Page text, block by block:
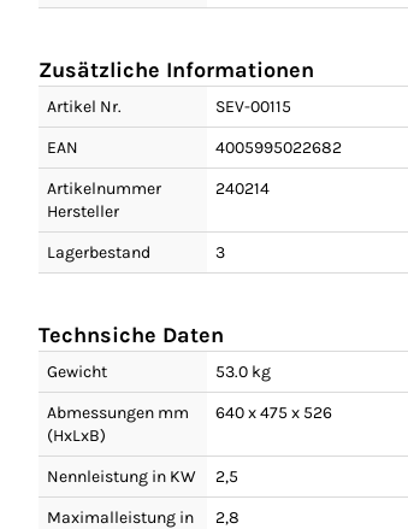
Zusätzliche Informationen
Artikel Nr.
SEV-00115
EAN
4005995022682
Artikelnummer
Hersteller
240214
Lagerbestand 3
Technsiche Daten
Gewicht
53.0 kg
Abmessungen mm
(HxLxB)
640 x 475 x 526
Nennleistung in KW
2,5
Maximalleistung in
2,8